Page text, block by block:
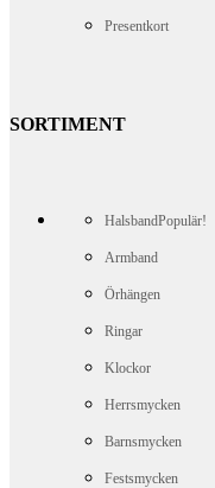
Presentkort
SORTIMENT
HalsbandPopulär!
Armband
Örhängen
Ringar
Klockor
Herrsmycken
Barnsmycken
Festsmycken